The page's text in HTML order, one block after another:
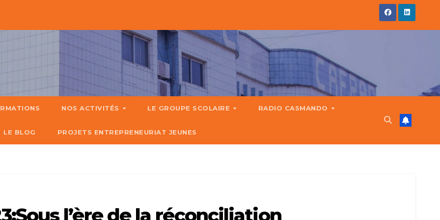
NOS ACTIVITÉS LE GROUPE SCOLAIRE RADIO CASMANDO
LE BLOG PROJETS ENTREPRENEURIAT JEUNES
l’ère de la réconciliation